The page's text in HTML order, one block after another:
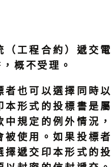
（工程合約）遞交電
概不受理。
者也可以選擇同時以
本形式的投標書是屬
規定的例外情況，
使用。如果投標者
擇遞交印本形式的投